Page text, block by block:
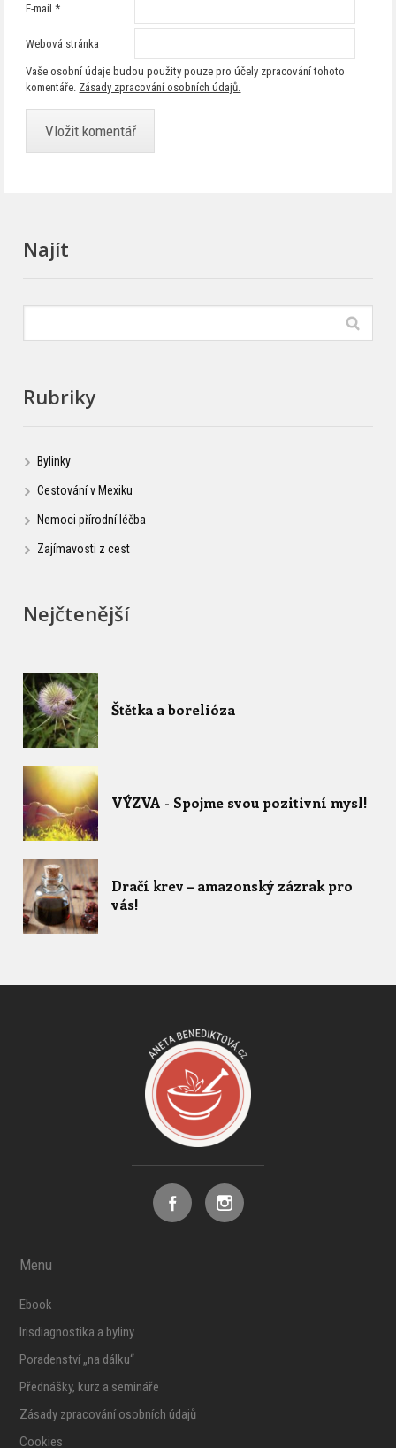
E-mail*
Webová stránka
Vaše osobní údaje budou použity pouze pro účely zpracování tohoto
komentáře. Zásady zpracování osobních údajů.
Najít
Rubriky
Bylinky
Cestování v Mexiku
Nemoci přírodní léčba
Zajímavosti z cest
Nejčtenější
Štětka a borelióza
VÝZVA - Spojme svou pozitivní mysl!
Dračí krev – amazonský zázrak pro
vás!
Menu
Ebook
Irisdiagnostika a byliny
Poradenství „na dálku“
Přednášky, kurz a semináře
Zásady zpracování osobních údajů
Cookies